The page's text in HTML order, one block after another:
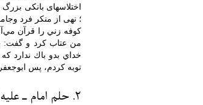
اختلاسهای بانکی
؛ نهی از منکر فرد
كوفه زني را قرآن
من عتاب كرد و گفت:
خداي بدو باك ندارد
توبه كردم، پس
2. حلم امام ـ عليه السّلام ـ